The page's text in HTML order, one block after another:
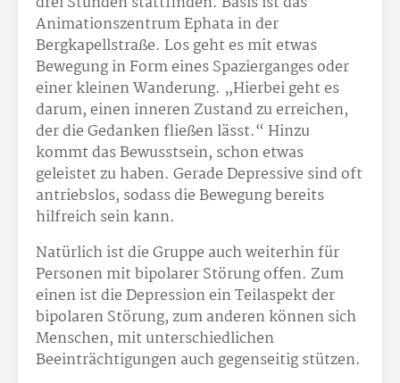
Animationszentrum Ephata in der
Bergkapellstraße. Los geht es mit etwas
Bewegung in Form eines Spazierganges oder
einer kleinen Wanderung. „Hierbei geht es
darum, einen inneren Zustand zu erreichen,
der die Gedanken fließen lässt.“ Hinzu
kommt das Bewusstsein, schon etwas
geleistet zu haben. Gerade Depressive sind oft
antriebslos, sodass die Bewegung bereits
hilfreich sein kann.
Natürlich ist die Gruppe auch weiterhin für
Personen mit bipolarer Störung offen. Zum
einen ist die Depression ein Teilaspekt der
bipolaren Störung, zum anderen können sich
Menschen, mit unterschiedlichen
Beeinträchtigungen auch gegenseitig stützen.